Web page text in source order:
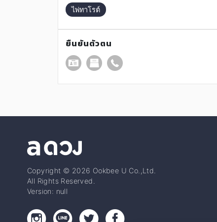
ไพ่ทาโรต์
ยืนยันตัวตน
Copyright © 2026 Ookbee U Co.,Ltd.
All Rights Reserved.
Version: null